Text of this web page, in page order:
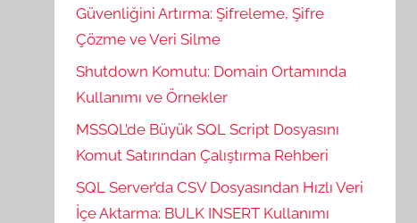
Güvenliğini Artırma: Şifreleme, Şifre
Çözme ve Veri Silme
Shutdown Komutu: Domain Ortamında
Kullanımı ve Örnekler
MSSQL’de Büyük SQL Script Dosyasını
Komut Satırından Çalıştırma Rehberi
SQL Server’da CSV Dosyasından Hızlı Veri
İçe Aktarma: BULK INSERT Kullanımı